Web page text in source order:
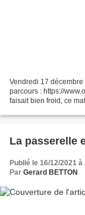
Vendredi 17
parcours : https://
faisait bien froid, ce
La passerelle
Publié le 16/12/2021 à
Par Gerard BETTON